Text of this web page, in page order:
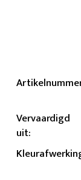
Vervaardigd
uit: